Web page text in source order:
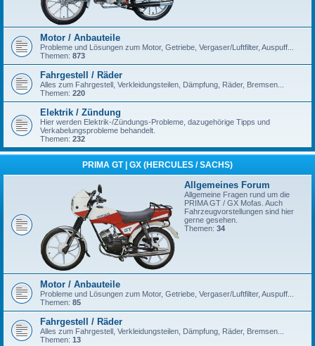
Motor / Anbauteile
Probleme und Lösungen zum Motor, Getriebe, Vergaser/Luftfilter, Auspuff...
Themen: 873
Fahrgestell / Räder
Alles zum Fahrgestell, Verkleidungsteilen, Dämpfung, Räder, Bremsen...
Themen: 220
Elektrik / Zündung
Hier werden Elektrik-/Zündungs-Probleme, dazugehörige Tipps und
Verkabelungsprobleme behandelt.
Themen: 232
PRIMA GT | GX (HERCULES / SACHS)
Allgemeines Forum
Allgemeine Fragen rund um die
PRIMA GT / GX Mofas. Auch
Fahrzeugvorstellungen sind hier
gerne gesehen.
Themen: 34
Motor / Anbauteile
Probleme und Lösungen zum Motor, Getriebe, Vergaser/Luftfilter, Auspuff...
Themen: 85
Fahrgestell / Räder
Alles zum Fahrgestell, Verkleidungsteilen, Dämpfung, Räder, Bremsen...
Themen: 13